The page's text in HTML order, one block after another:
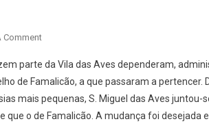
CommentOn
A
Barca
Do
Nuno
parte da Vila das Aves dependeram,
de Famalicão, a que passaram a pertencer.
mais pequenas, S. Miguel das Aves juntou-
que o de Famalicão. A mudança foi desejada